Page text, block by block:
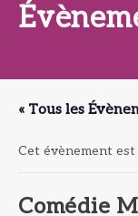
« Tous les
Cet évènement est
Comédie